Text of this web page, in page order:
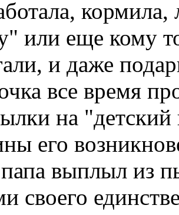
или еще кому
и даже
все время
на
его
выплыл из
своего